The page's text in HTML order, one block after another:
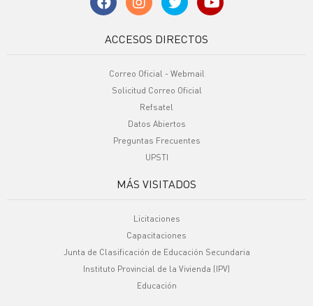
ACCESOS DIRECTOS
Correo Oficial - Webmail
Solicitud Correo Oficial
Refsatel
Datos Abiertos
Preguntas Frecuentes
UPSTI
MÁS VISITADOS
Licitaciones
Capacitaciones
Junta de Clasificación de Educación Secundaria
Instituto Provincial de la Vivienda (IPV)
Educación